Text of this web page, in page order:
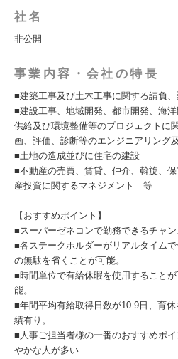
社名
非公開
事業内容・会社の特長
■建築工事及び土木工事に関する請負
■建設工事、地域開発、都市開発、海
供給及び環境整備等のプロジェクトに
画、評価、診断等のエンジニアリング
■土地の造成並びに住宅の建設
■不動産の売買、賃貸、仲介、斡旋、
産投資に関するマネジメント 等
【おすすめポイント】
■スーパーゼネコンで勤務できるチャン
■各ステークホルダーがリアルタイム
の無駄を省くことが可能。
■時間単位で有給休暇を使用すること
能。
■年間平均有給取得日数が10.9日、育
績有り。
■人事ご担当者様の一番のおすすめポ
やかな人が多い